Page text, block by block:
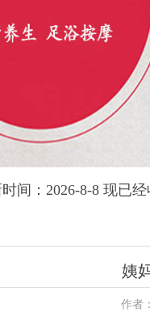
间：2026-8-8 现已
姨
作者